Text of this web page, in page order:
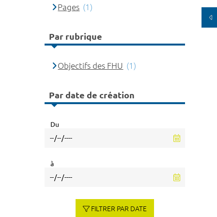
Pages (1)
Par rubrique
Objectifs des FHU (1)
Par date de création
Du
à
FILTRER PAR DATE